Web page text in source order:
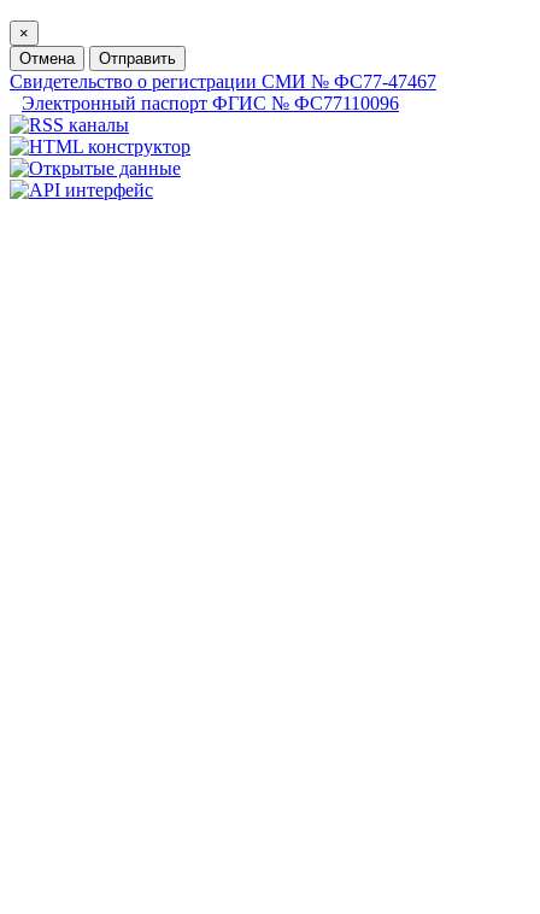
×
Отмена
Отправить
Свидетельство о регистрации СМИ № ФС77-47467
Электронный паспорт ФГИС № ФС77110096